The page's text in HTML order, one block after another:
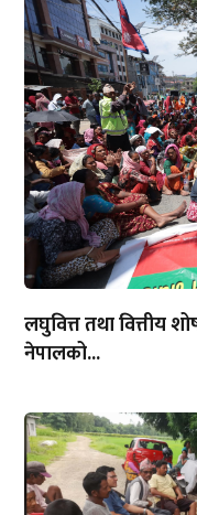
लघुवित्त तथा वित्तीय
नेपालको...